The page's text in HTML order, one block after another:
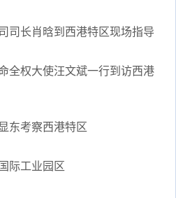
司长肖晗到西港特区现场指导
全权大使汪文斌一行到访西港
东考察西港特区
际工业园区